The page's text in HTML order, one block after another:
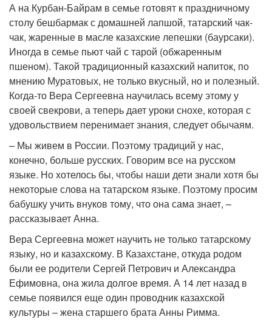
А на Курбан-Байрам в семье готовят к праздничному
столу бешбармак с домашней лапшой, татарский чак-
чак, жаренные в масле казахские лепешки (баурсаки).
Иногда в семье пьют чай с тарой (обжаренным
пшеном). Такой традиционный казахский напиток, по
мнению Муратовых, не только вкусный, но и полезный.
Когда-то Вера Сергеевна научилась всему этому у
своей свекрови, а теперь дает уроки снохе, которая с
удовольствием перенимает знания, следует обычаям.
– Мы живем в России. Поэтому традиций у нас,
конечно, больше русских. Говорим все на русском
языке. Но хотелось бы, чтобы наши дети знали хотя бы
некоторые слова на татарском языке. Поэтому просим
бабушку учить внуков тому, что она сама знает, –
рассказывает Анна.
Вера Сергеевна может научить не только татарскому
языку, но и казахскому. В Казахстане, откуда родом
были ее родители Сергей Петрович и Александра
Ефимовна, она жила долгое время. А 14 лет назад в
семье появился еще один проводник казахской
культуры – жена старшего брата Анны Римма.